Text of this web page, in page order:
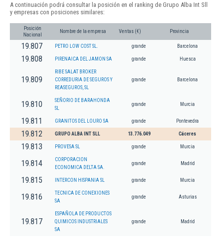
A continuación podrá consultar la posición en el ranking de Grupo Alba Int Sll
y empresas con posiciones similares:
Posición
Nacional
Nombre de la empresa Ventas (€) Provincia
19.807 PETRO LOW COST SL. grande Barcelona
19.808 PIRENAICA DEL JAMON SA grande Huesca
19.809
RIBE SALAT BROKER
CORREDURIA DE SEGUROS Y
REASEGUROS, SL
grande Barcelona
19.810
SEÑORIO DE BARAHONDA
SL
grande Murcia
19.811 GRANITOS DEL LOURO SA grande Pontevedra
19.812 GRUPO ALBA INT SLL 13.776.049 Cáceres
19.813 PROVESA SL grande Murcia
19.814
CORPORACION
ECONOMICA DELTA SA.
grande Madrid
19.815 INTERCON HISPANIA SL grande Murcia
19.816
TECNICA DE CONEXIONES
SA
grande Asturias
19.817
ESPAÑOLA DE PRODUCTOS
QUIMICOS INDUSTRIALES
SA
grande Madrid